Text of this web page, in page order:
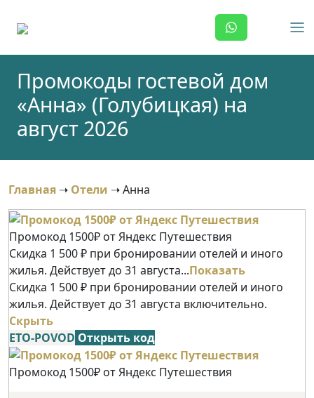
Промокоды гостевой дом
«Анна» (Голубицкая) на
август 2026
Главная ➝ Отели ➝Анна
Промокод 1500₽ от Яндекс Путешествия
Скидка 1 500 ₽ при бронировании отелей и иного
жилья. Действует до 31 августа...Показать
Скидка 1 500 ₽ при бронировании отелей и иного
жилья. Действует до 31 августа включительно.
Скрыть
ETO-POVOD Открыть код
Промокод 1500₽ от Яндекс Путешествия